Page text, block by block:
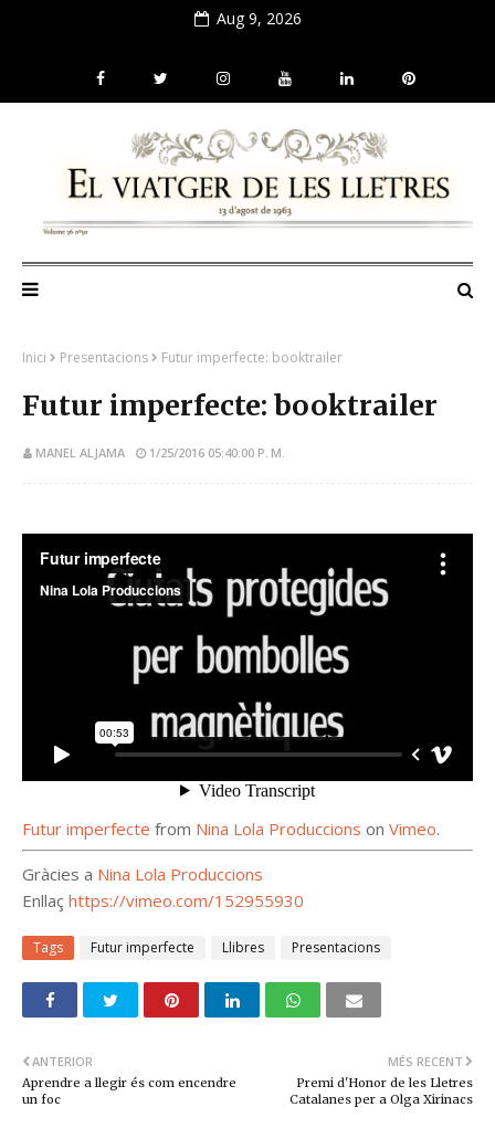
Aug 9, 2026
Inici Presentacions Futur imperfecte: booktrailer
Futur imperfecte: booktrailer
MANEL ALJAMA 1/25/2016 05:40:00 P. M.
Futur imperfecte from Nina Lola Produccions on Vimeo.
Gràcies a Nina Lola Produccions
Enllaç https://vimeo.com/152955930
Tags Futur imperfecte Llibres Presentacions
MÉS RECENT
Premi d'Honor de les Lletres
Catalanes per a Olga Xirinacs
ANTERIOR
Aprendre a llegir és com encendre
un foc